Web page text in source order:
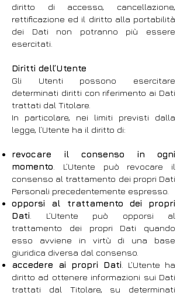
diritto di accesso, cancellazione,
rettificazione ed il diritto alla portabilità
dei Dati non potranno più essere
esercitati.
Diritti dell’Utente
Gli Utenti possono esercitare
determinati diritti con riferimento ai Dati
trattati dal Titolare.
In particolare, nei limiti previsti dalla
legge, l’Utente ha il diritto di:
revocare il consenso in ogni
momento . L’Utente può revocare il
consenso al trattamento dei propri Dati
Personali precedentemente espresso.
opporsi al trattamento dei propri
Dati . L’Utente può opporsi al
trattamento dei propri Dati quando
esso avviene in virtù di una base
giuridica diversa dal consenso.
accedere ai propri Dati . L’Utente ha
diritto ad ottenere informazioni sui Dati
trattati dal Titolare, su determinati